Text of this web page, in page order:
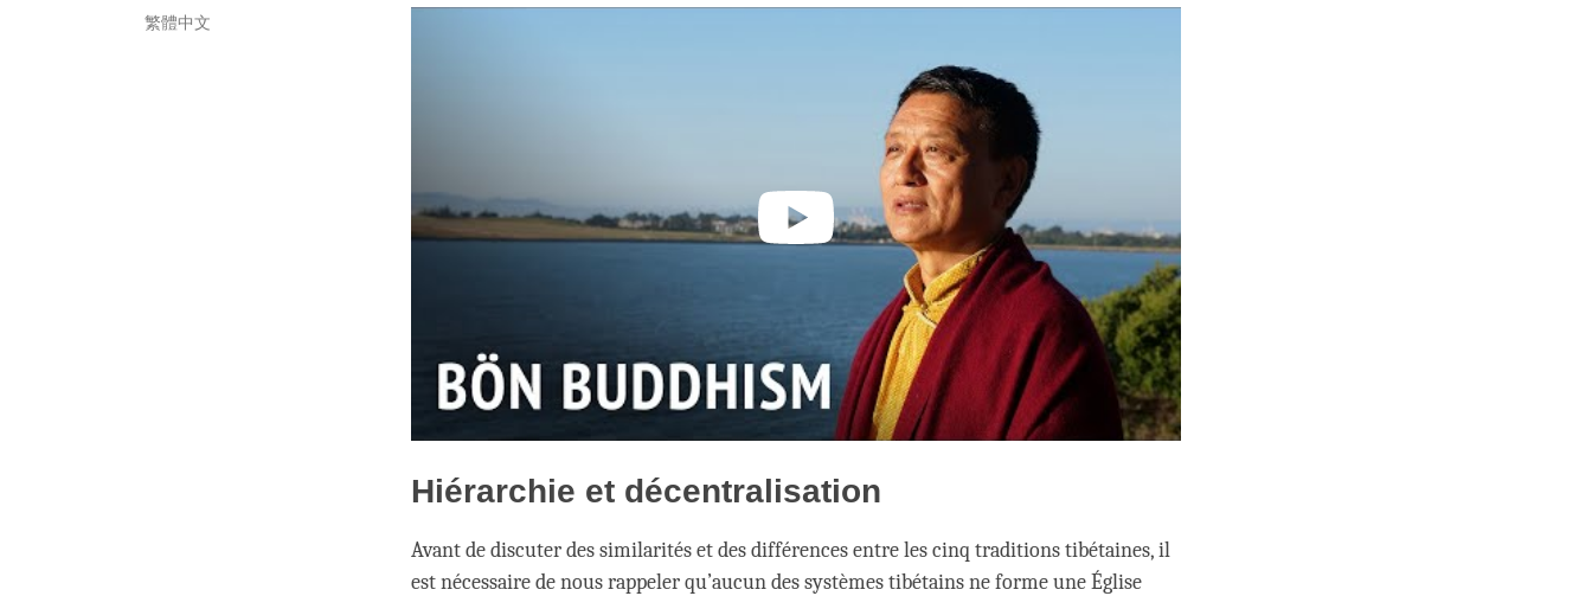
繁體中文
Hiérarchie et décentralisation
Avant de discuter des similarités et des différences entre les cinq traditions tibétaines, il
est nécessaire de nous rappeler qu’aucun des systèmes tibétains ne forme une Église